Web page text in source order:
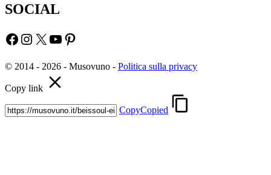
SOCIAL
Facebook
Instagram
X YouTube
Pinterest
© 2014 - 2026 - Musovuno - Politica sulla privacy
Copy link
CopyCopied